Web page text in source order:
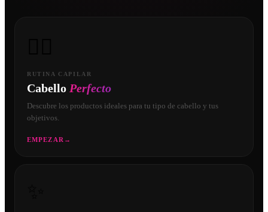
RUTINA CAPILAR
Cabello Perfecto
Descubre los productos ideales para tu tipo de cabello y tus
objetivos.
EMPEZAR →